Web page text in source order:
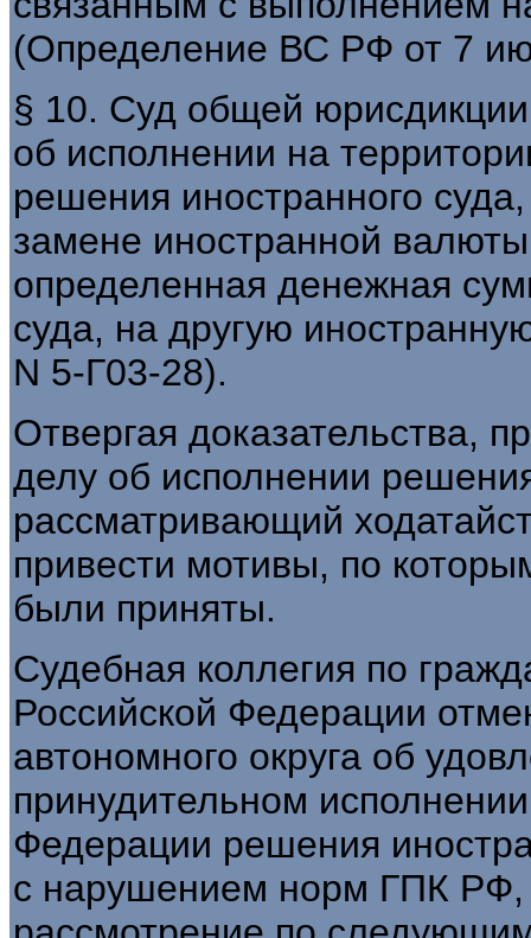
(Определение ВС РФ от 7
§ 10. Суд общей
об исполнении на
решения иностранного
замене иностранной
определенная денежная
суда, на другую
N 5-Г03-28).
Отвергая доказательства,
делу об исполнении
рассматривающий
привести мотивы, по
были приняты.
Судебная коллегия по
Российской Федерации
автономного округа об
принудительном
Федерации решения
с нарушением норм ГПК РФ,